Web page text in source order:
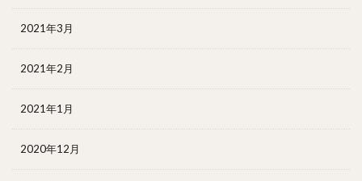
2021年3月
2021年2月
2021年1月
2020年12月